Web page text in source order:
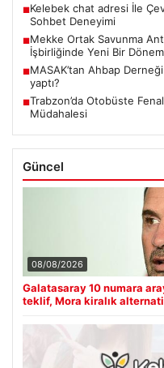
■Kelebek chat adresi İle
Sohbet Deneyimi
■Mekke Ortak Savunma
İşbirliğinde Yeni Bir Dönem
■MASAK’tan Ahbap
yaptı?
■Trabzon’da Otobüste
Müdahalesi
Güncel
08/08/2026
Galatasaray 10 numara
teklif, Mora kiralık